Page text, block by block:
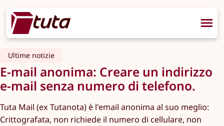
Ultime notizie
E-mail anonima: Creare un indirizzo
e-mail senza numero di telefono.
Tuta Mail (ex Tutanota) è l'email anonima al suo meglio:
Crittografata, non richiede il numero di cellulare, non